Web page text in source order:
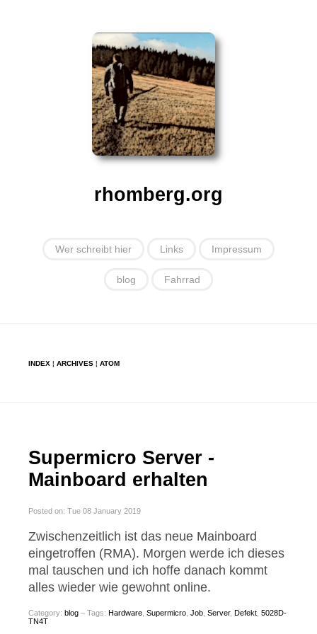
rhomberg.org
Wer schreibt hier Links Impressum
blog Fahrrad
INDEX ¦ ARCHIVES ¦ ATOM
Supermicro Server -
Mainboard erhalten
Posted on: Tue 08 January 2019
Zwischenzeitlich ist das neue Mainboard
eingetroffen (RMA). Morgen werde ich dieses
mal tauschen und ich hoffe danach kommt
alles wieder wie gewohnt online.
Category: blog – Tags: Hardware Supermicro Job Server, Defekt 5028D-
TN4T